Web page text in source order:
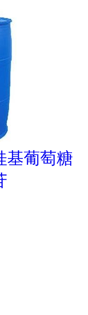
基葡萄糖